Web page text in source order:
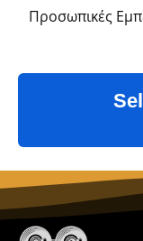
Προσωπικές